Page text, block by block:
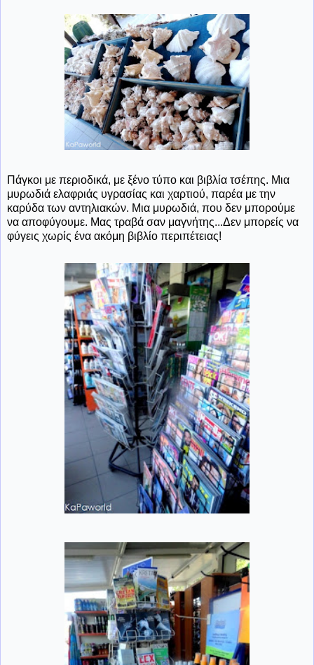
Πάγκοι με περιοδικά, με ξένο τύπο και βιβλία τσέπης. Μια
μυρωδιά ελαφριάς υγρασίας και χαρτιού, παρέα με την
καρύδα των αντηλιακών. Μια μυρωδιά, που δεν μπορούμε
να αποφύγουμε. Μας τραβά σαν μαγνήτης...Δεν μπορείς να
φύγεις χωρίς ένα ακόμη βιβλίο περιπέτειας!